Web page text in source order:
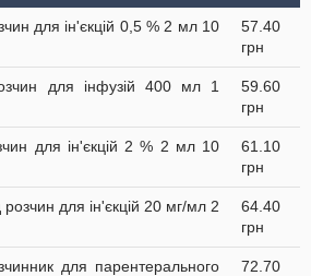
для ін'єкцій 0,5 % 2 мл 10
57.40
грн
для інфузій 400 мл 1
59.60
грн
для ін'єкцій 2 % 2 мл 10
61.10
грн
розчин для ін'єкцій 20 мг/мл 2
64.40
грн
для парентерального
72.70